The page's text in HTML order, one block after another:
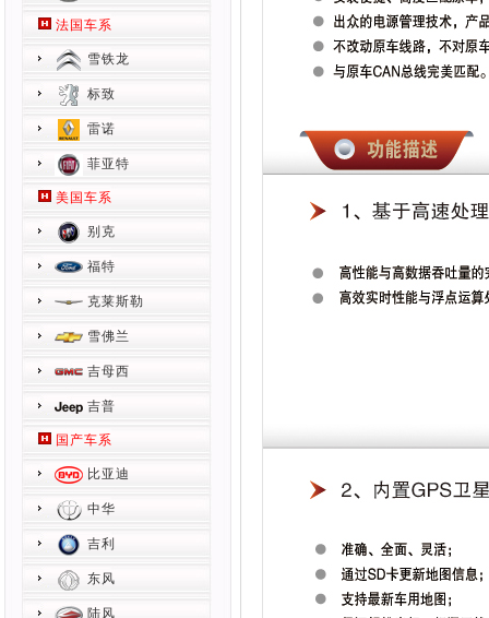
法国车系
雪铁龙
标致
雷诺
菲亚特
美国车系
别克
福特
克莱斯勒
雪佛兰
吉母西
吉普
国产车系
比亚迪
中华
吉利
东风
陆风